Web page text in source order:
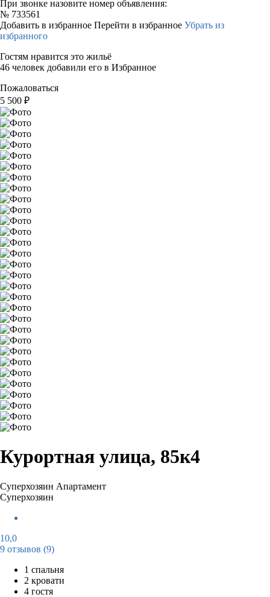
При звонке назовите номер объявления:
№ 733561
Добавить в избранное Перейти в избранное Убрать из
избранного
Гостям нравится это жильё
46 человек добавили его в Избранное
Пожаловаться
5 500 ₽
Курортная улица, 85к4
Суперхозяин Апартамент
Суперхозяин
10,0
9 отзывов (9)
1 спальня
2 кровати
4 гостя